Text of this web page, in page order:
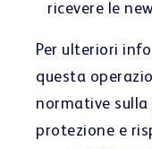
ricevere le
Per ulteriori
questa
normative
protezione e